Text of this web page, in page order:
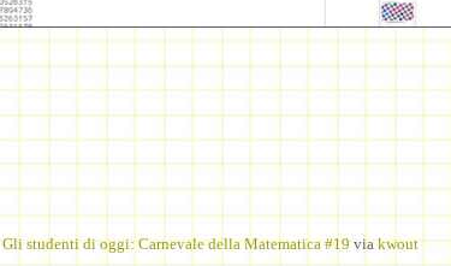
Gli studenti di oggi: Carnevale della Matematica #19viakwout